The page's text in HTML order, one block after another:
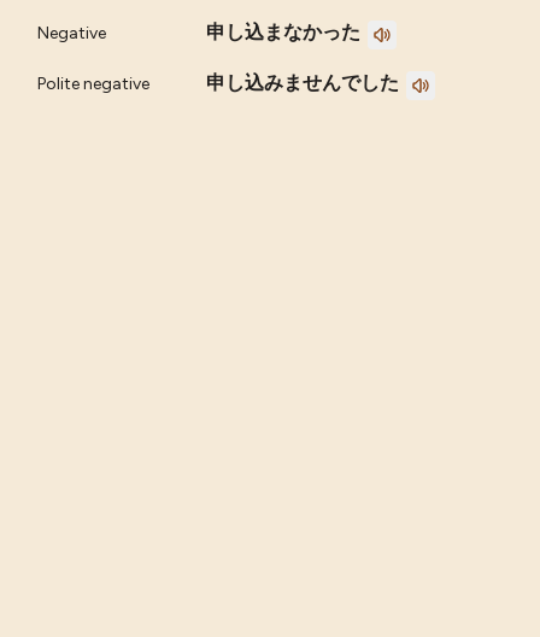
Negative 申し込まなかった
Polite negative 申し込みませんでした